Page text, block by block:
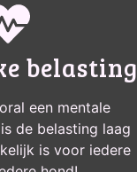
belasting
een mentale
de belasting laag
is voor iedere